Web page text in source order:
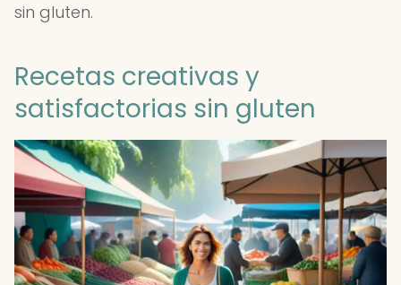
sin gluten.
Recetas creativas y
satisfactorias sin gluten